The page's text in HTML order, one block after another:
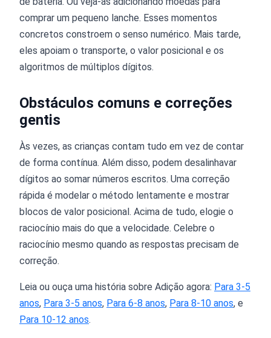
comprar um pequeno lanche. Esses momentos
concretos constroem o senso numérico. Mais tarde,
eles apoiam o transporte, o valor posicional e os
algoritmos de múltiplos dígitos.
Obstáculos comuns e correções
gentis
Às vezes, as crianças contam tudo em vez de contar
de forma contínua. Além disso, podem desalinhavar
dígitos ao somar números escritos. Uma correção
rápida é modelar o método lentamente e mostrar
blocos de valor posicional. Acima de tudo, elogie o
raciocínio mais do que a velocidade. Celebre o
raciocínio mesmo quando as respostas precisam de
correção.
Leia ou ouça uma história sobre Adição agora: Para 3-5
anos, Para 3-5 anos, Para 6-8 anos, Para 8-10 anos, e
Para 10-12 anos.